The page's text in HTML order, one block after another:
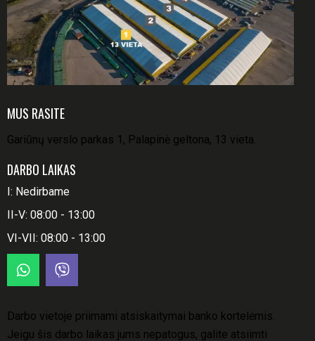
MUS RASITE
Gariūnų verslo parkas 1, Palapinė geltona, 13 vieta.
DARBO LAIKAS
I: Nedirbame
II-V: 08:00 - 13:00
VI-VII: 08:00 - 13:00
Darbo vietoje priimami atsiskaitymai banko kortelėmis.
Jeigu šis darbo laikas jums nepatogus, galite atsiimti